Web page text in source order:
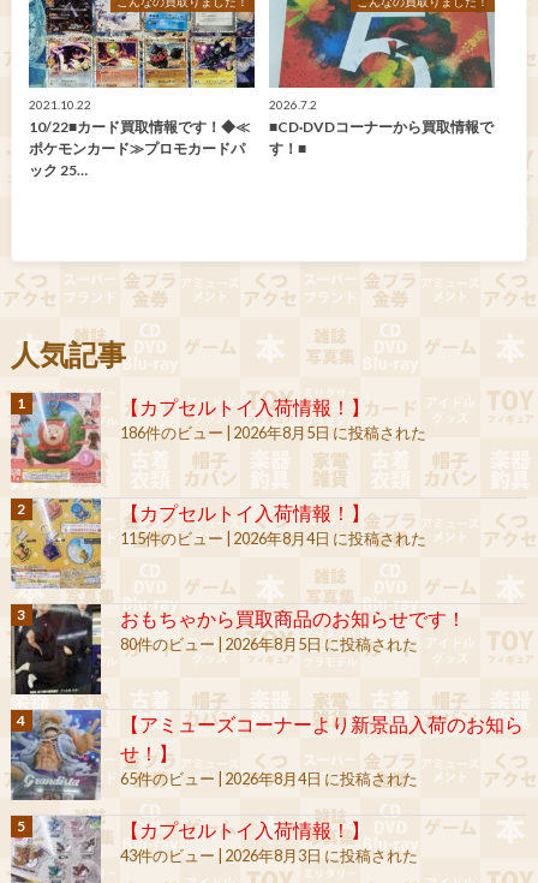
2021.10.22
10/22■カード買取情報です！◆≪
ポケモンカード≫プロモカードパ
ック 25…
2026.7.2
■CD·DVDコーナーから買取情報で
す！■
人気記事
【カプセルトイ入荷情報！】
186件のビュー 2026年8月5日 に投稿された
【カプセルトイ入荷情報！】
115件のビュー 2026年8月4日 に投稿された
おもちゃから買取商品のお知らせです！
80件のビュー 2026年8月5日 に投稿された
【アミューズコーナーより新景品入荷のお知ら
せ！】
65件のビュー 2026年8月4日 に投稿された
【カプセルトイ入荷情報！】
43件のビュー 2026年8月3日 に投稿された